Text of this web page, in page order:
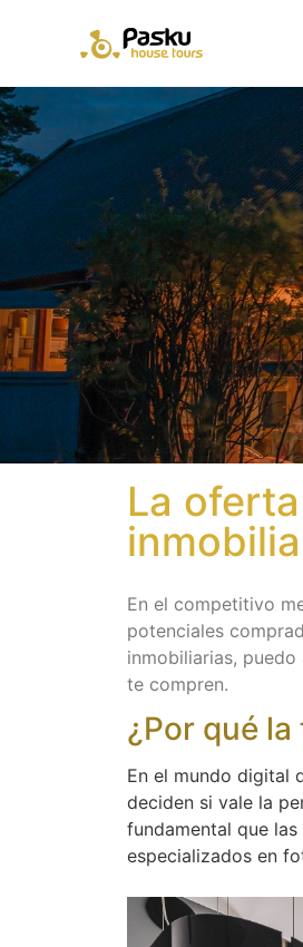
La
La
En el competitivo
potenciales
inmobiliarias,
te compren.
¿Por qué
En el mundo digital
deciden si vale la
fundamental que
especializados en